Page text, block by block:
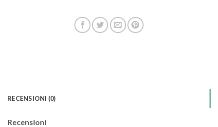
RECENSIONI (0)
Recensioni